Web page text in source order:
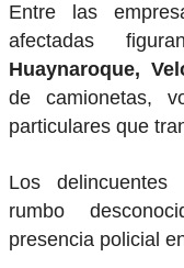
Entre las
afectadas
Huaynaroque,
de camionetas,
particulares que
Los
rumbo
presencia policial